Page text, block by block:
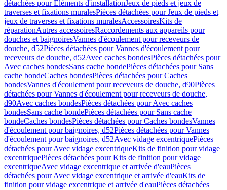
détachées pour Eléments d'installationJeux de pieds et jeux de
traverses et fixations muralesPièces détachées pour Jeux de pieds et
jeux de traverses et fixations muralesAccessoiresKits de
réparationAutres accessoiresRaccordements aux appareils pour
douches et baignoiresVannes d'écoulement pour receveurs de
douche, d52Pièces détachées pour Vannes d'écoulement pour
receveurs de douche, d52Avec caches bondesPièces détachées pour
Avec caches bondesSans cache bondePièces détachées pour Sans
cache bondeCaches bondesPièces détachées pour Caches
bondesVannes d'écoulement pour receveurs de douche, d90Pièces
détachées pour Vannes d'écoulement pour receveurs de douche,
d90Avec caches bondesPièces détachées pour Avec caches
bondesSans cache bondePièces détachées pour Sans cache
bondeCaches bondesPièces détachées pour Caches bondesVannes
d'écoulement pour baignoires, d52Pièces détachées pour Vannes
d'écoulement pour baignoires, d52Avec vidage excentriquePièces
détachées pour Avec vidage excentriqueKits de finition pour vidage
excentriquePièces détachées pour Kits de finition pour vidage
excentriqueAvec vidage excentrique et arrivée d'eauPièces
détachées pour Avec vidage excentrique et arrivée d'eauKits de
finition pour vidage excentrique et arrivée d'eauPièces détachées